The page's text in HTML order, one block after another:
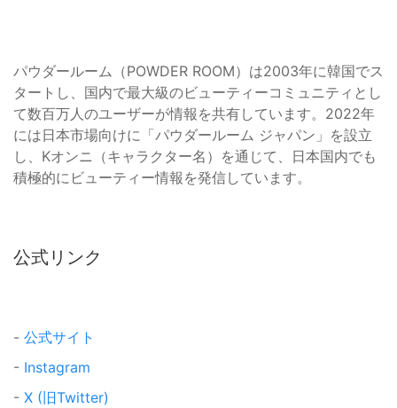
パウダールーム（POWDER ROOM）は2003年に韓国でス
タートし、国内で最大級のビューティーコミュニティとし
て数百万人のユーザーが情報を共有しています。2022年
には日本市場向けに「パウダールーム ジャパン」を設立
し、Kオンニ（キャラクター名）を通じて、日本国内でも
積極的にビューティー情報を発信しています。
公式リンク
- 公式サイト
- Instagram
- X (旧Twitter)